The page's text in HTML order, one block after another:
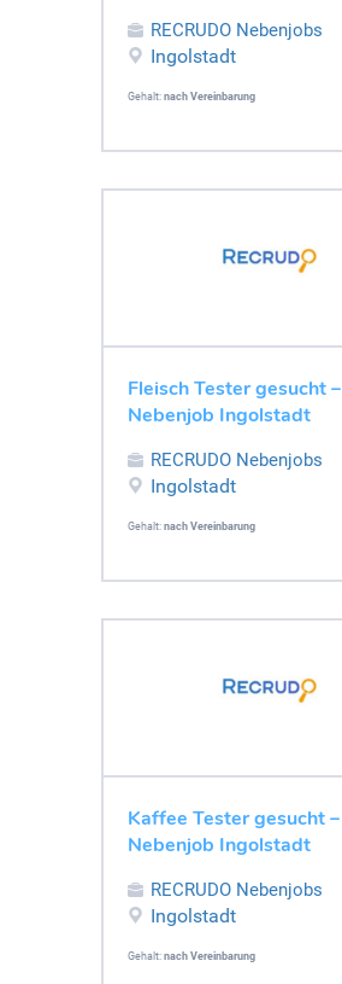
RECRUDO Nebenjobs
Ingolstadt
Gehalt: nach Vereinbarung
Fleisch Tester gesucht –
Nebenjob Ingolstadt
RECRUDO Nebenjobs
Ingolstadt
Gehalt: nach Vereinbarung
Kaffee Tester gesucht –
Nebenjob Ingolstadt
RECRUDO Nebenjobs
Ingolstadt
Gehalt: nach Vereinbarung